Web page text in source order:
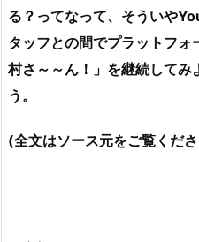
る？ってなって、そういや
タッフとの間でプラットフ
村さ～～ん！」を継続して
う。
(全文はソース元をご覧くだ